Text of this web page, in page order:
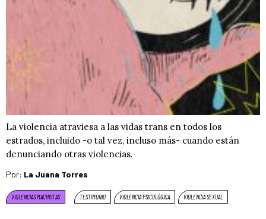
La violencia atraviesa a las vidas trans en todos los
estrados, incluido -o tal vez, incluso más- cuando están
denunciando otras violencias.
Por: La Juana Torres
VIOLENCIAS MACHISTAS TESTIMONIO VIOLENCIA PSICOLÓGICA VIOLENCIA SEXUAL